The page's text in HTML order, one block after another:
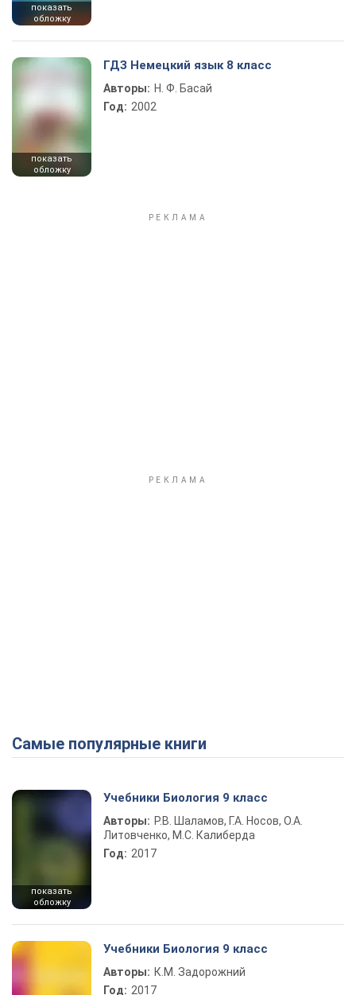
показать
обложку
показать
обложку
ГДЗ Немецкий язык 8 класс
Авторы: Н. Ф. Басай
Год: 2002
Самые популярные книги
показать
обложку
Учебники Биология 9 класс
Авторы: Р.В. Шаламов, Г.А. Носов, О.А.
Литовченко, М.С. Калиберда
Год: 2017
Учебники Биология 9 класс
Авторы: К.М. Задорожний
Год: 2017